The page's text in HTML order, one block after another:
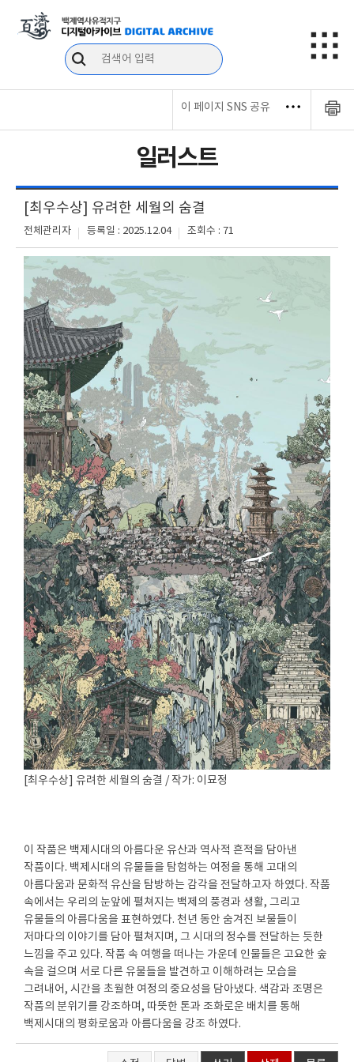
이 페이지 SNS 공유
일러스트
[최우수상] 유려한 세월의 숨결
전체관리자 등록일 : 2025.12.04 조회수 : 71
[최우수상] 유려한 세월의 숨결 / 작가: 이묘정
이 작품은 백제시대의 아름다운 유산과 역사적 흔적을 담아낸
작품이다. 백제시대의 유물들을 탐험하는 여정을 통해 고대의
아름다움과 문화적 유산을 탐방하는 감각을 전달하고자 하였다. 작품
속에서는 우리의 눈앞에 펼쳐지는 백제의 풍경과 생활, 그리고
유물들의 아름다움을 표현하였다. 천년 동안 숨겨진 보물들이
저마다의 이야기를 담아 펼쳐지며, 그 시대의 정수를 전달하는 듯한
느낌을 주고 있다. 작품 속 여행을 떠나는 가운데 인물들은 고요한 숲
속을 걸으며 서로 다른 유물들을 발견하고 이해하려는 모습을
그려내어, 시간을 초월한 여정의 중요성을 담아냈다. 색감과 조명은
작품의 분위기를 강조하며, 따뜻한 톤과 조화로운 배치를 통해
백제시대의 평화로움과 아름다움을 강조 하였다.